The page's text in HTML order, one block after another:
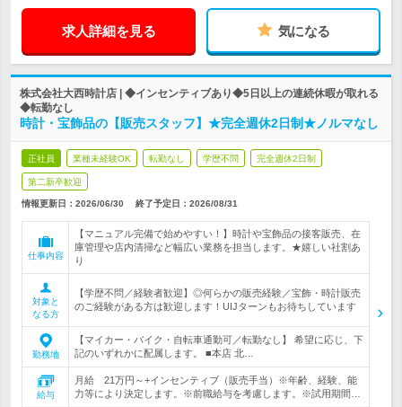
求人詳細を見る 気になる
株式会社大西時計店 | ◆インセンティブあり◆5日以上の連続休暇が取れる
◆転勤なし
時計・宝飾品の【販売スタッフ】★完全週休2日制★ノルマなし
正社員 業種未経験OK 転勤なし 学歴不問 完全週休2日制
第二新卒歓迎
情報更新日：2026/06/30 終了予定日： 2026/08/31
仕事内容
【マニュアル完備で始めやすい！】時計や宝飾品の接客販売、在
庫管理や店内清掃など幅広い業務を担当します。★嬉しい社割あ
り
対象と
なる方
【学歴不問／経験者歓迎】◎何らかの販売経験／宝飾・時計販売
のご経験がある方は歓迎します！UIJターンもお待ちしています
勤務地
【マイカー・バイク・自転車通勤可／転勤なし】 希望に応じ、下
記のいずれかに配属します。 ■本店 北…
給与
月給 21万円～+インセンティブ（販売手当）※年齢、経験、能
力等により決定します。※前職給与を考慮します。※試用期間…